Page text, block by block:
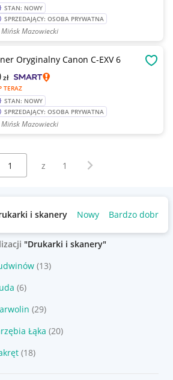
STAN: NOWY
SPRZEDAJĄCY: OSOBA PRYWATNA
Mińsk Mazowiecki
Oryginalny Canon C-EXV 6
TERAZ
zł
STAN: NOWY
SPRZEDAJĄCY: OSOBA PRYWATNA
Mińsk Mazowiecki
stronę:
z 1 Następna strona
i skanery Nowy Bardzo dobry
"Drukarki i skanery"
(13)
(6)
(29)
Łąka (20)
(18)